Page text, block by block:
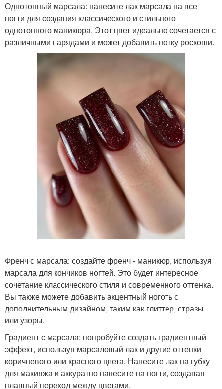
Однотонный марсала: нанесите лак марсала на все
ногти для создания классического и стильного
однотонного маникюра. Этот цвет идеально сочетается с
различными нарядами и может добавить нотку роскоши.
Френч с марсала: создайте френч - маникюр, используя
марсала для кончиков ногтей. Это будет интересное
сочетание классического стиля и современного оттенка.
Вы также можете добавить акцентный ноготь с
дополнительным дизайном, таким как глиттер, стразы
или узоры.
Градиент с марсала: попробуйте создать градиентный
эффект, используя марсаловый лак и другие оттенки
коричневого или красного цвета. Нанесите лак на губку
для макияжа и аккуратно нанесите на ногти, создавая
плавный переход между цветами.